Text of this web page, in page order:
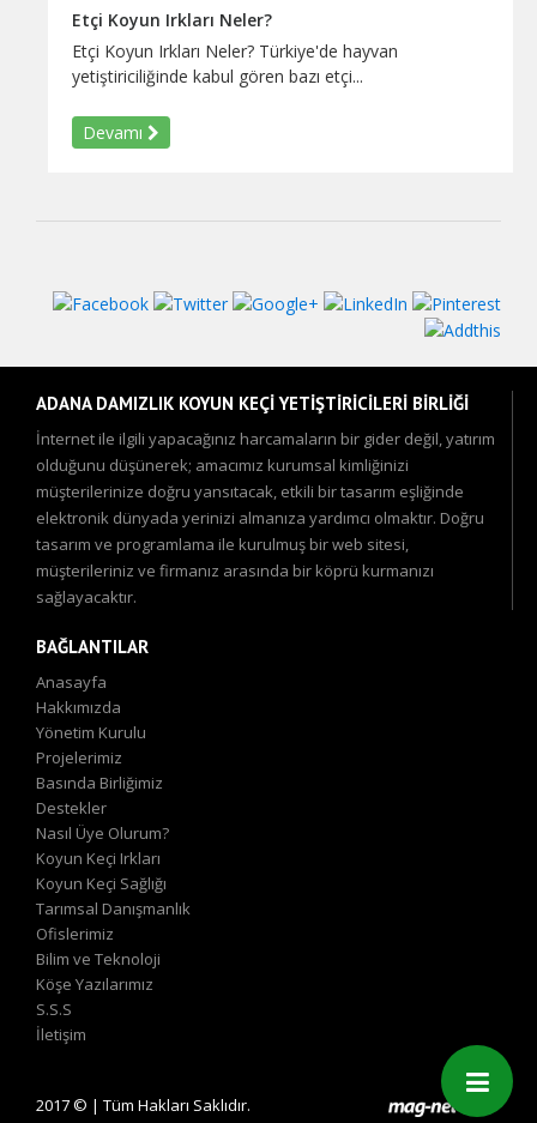
Etçi Koyun Irkları Neler?
Etçi Koyun Irkları Neler? Türkiye'de hayvan
yetiştiriciliğinde kabul gören bazı etçi...
Devamı
ADANA DAMIZLIK KOYUN KEÇİ YETİŞTİRİCİLERİ BİRLİĞİ
İnternet ile ilgili yapacağınız harcamaların bir gider değil, yatırım
olduğunu düşünerek; amacımız kurumsal kimliğinizi
müşterilerinize doğru yansıtacak, etkili bir tasarım eşliğinde
elektronik dünyada yerinizi almanıza yardımcı olmaktır. Doğru
tasarım ve programlama ile kurulmuş bir web sitesi,
müşterileriniz ve firmanız arasında bir köprü kurmanızı
sağlayacaktır.
BAĞLANTILAR
Anasayfa
Hakkımızda
Yönetim Kurulu
Projelerimiz
Basında Birliğimiz
Destekler
Nasıl Üye Olurum?
Koyun Keçi Irkları
Koyun Keçi Sağlığı
Tarımsal Danışmanlık
Ofislerimiz
Bilim ve Teknoloji
Köşe Yazılarımız
S.S.S
İletişim
2017 © | Tüm Hakları Saklıdır.